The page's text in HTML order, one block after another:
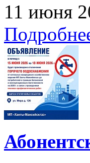
11 июня